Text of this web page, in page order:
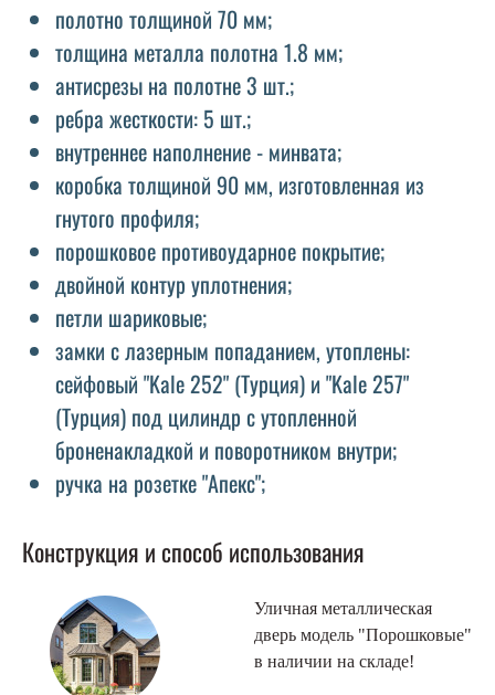
полотно толщиной 70 мм;
толщина металла полотна 1.8 мм;
антисрезы на полотне 3 шт.;
ребра жесткости: 5 шт.;
внутреннее наполнение - минвата;
коробка толщиной 90 мм, изготовленная из
гнутого профиля;
порошковое противоударное покрытие;
двойной контур уплотнения;
петли шариковые;
замки с лазерным попаданием, утоплены:
сейфовый "Kale 252" (Турция) и "Kale 257"
(Турция) под цилиндр с утопленной
броненакладкой и поворотником внутри;
ручка на розетке "Апекс";
Конструкция и способ использования
Уличная металлическая
дверь модель "Порошковые"
в наличии на складе!